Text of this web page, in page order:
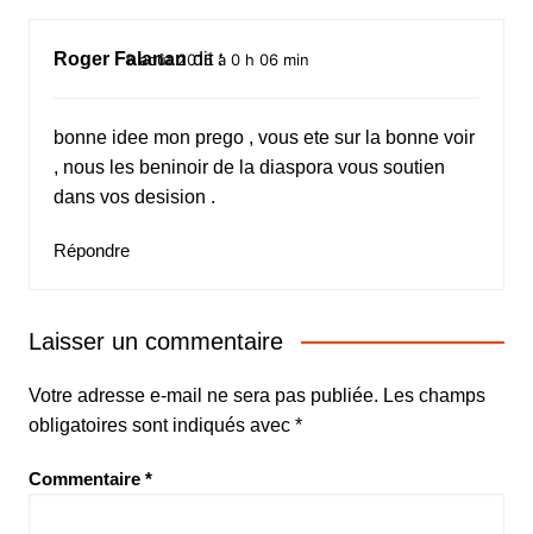
Roger Falanan dit :
8 août 2016 à 0 h 06 min
bonne idee mon prego , vous ete sur la bonne voir
, nous les beninoir de la diaspora vous soutien
dans vos desision .
Répondre
Laisser un commentaire
Votre adresse e-mail ne sera pas publiée. Les champs
obligatoires sont indiqués avec *
Commentaire *